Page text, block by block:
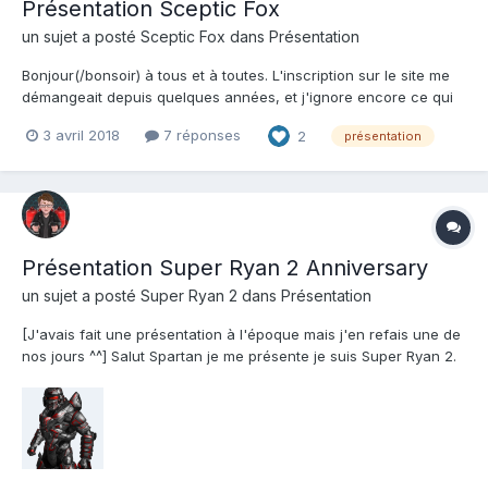
Présentation Sceptic Fox
un sujet a posté Sceptic Fox dans Présentation
Bonjour(/bonsoir) à tous et à toutes. L'inscription sur le site me
démangeait depuis quelques années, et j'ignore encore ce qui
pseudo réel est Snipe Fiction, mais je souhaitais un nom plus
3 avril 2018 7 réponses 2 présentation
Présentation Super Ryan 2 Anniversary
un sujet a posté Super Ryan 2 dans Présentation
[J'avais fait une présentation à l'époque mais j'en refais une de
nos jours ^^] Salut Spartan je me présente je suis Super Ryan 2.
un tueur en série ) J'étais un habitué des forums ( +900
message sur HaloQG ) j'ai...